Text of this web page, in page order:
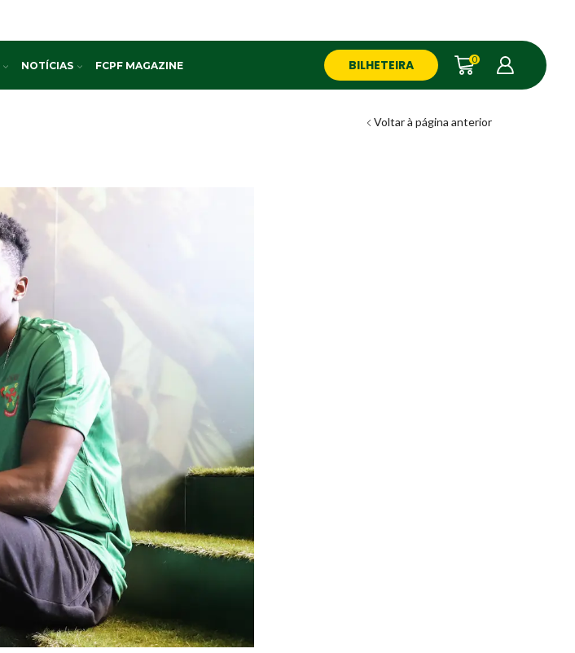
NOTÍCIAS FCPF MAGAZINE BILHETEIRA 0
Voltar à página anterior